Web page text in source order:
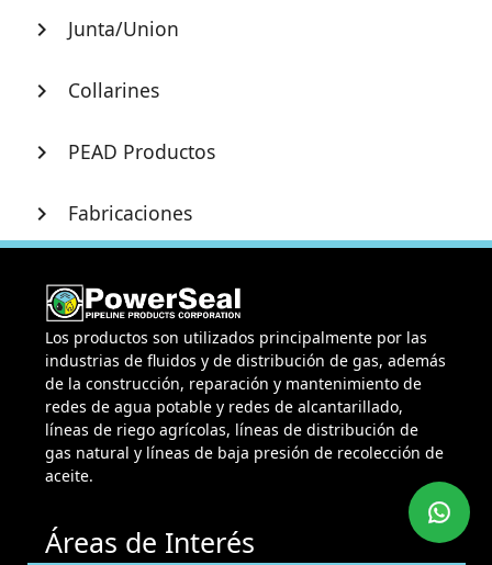
chevron_right Junta/Union
chevron_right Collarines
chevron_right PEAD Productos
chevron_right Fabricaciones
Los productos son utilizados principalmente por las
industrias de fluidos y de distribución de gas, además
de la construcción, reparación y mantenimiento de
redes de agua potable y redes de alcantarillado,
líneas de riego agrícolas, líneas de distribución de
gas natural y líneas de baja presión de recolección de
aceite.
Áreas de Interés